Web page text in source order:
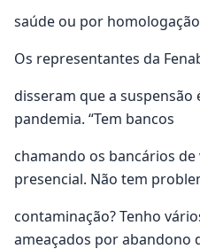
saúde ou por
Os representantes da
disseram que a
pandemia. “Tem bancos
chamando os bancários
presencial. Não tem
contaminação? Tenho
ameaçados por abandono